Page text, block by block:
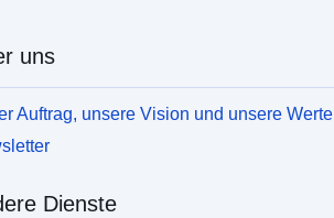
die die Hochwasserrisiken
die Herausforderungen in einem
Elemente liefern, die es ermöglichen,
uns
Auftrag, unsere Vision und unsere Werte
Dienste